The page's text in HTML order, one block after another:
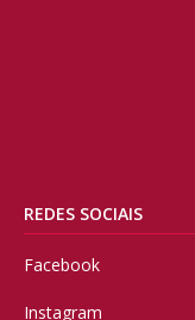
REDES SOCIAIS
Facebook
Instagram